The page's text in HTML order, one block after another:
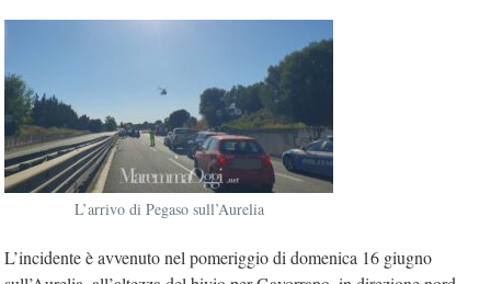
L’arrivo di Pegaso sull’Aurelia
L’incidente è avvenuto nel pomeriggio di domenica 16 giugno